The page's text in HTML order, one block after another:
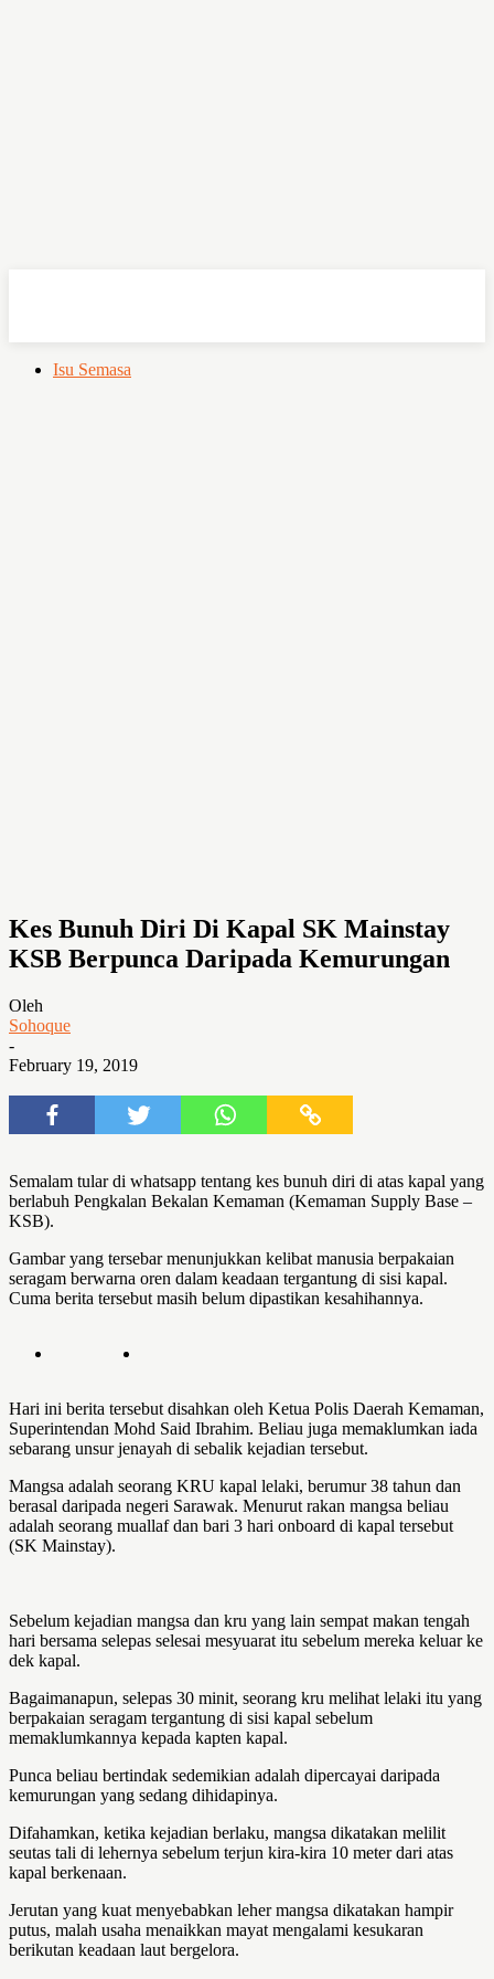
Isu Semasa
Kes Bunuh Diri Di Kapal SK Mainstay
KSB Berpunca Daripada Kemurungan
Oleh
Sohoque
-
February 19, 2019
Semalam tular di whatsapp tentang kes bunuh diri di atas kapal yang
berlabuh Pengkalan Bekalan Kemaman (Kemaman Supply Base –
KSB).
Gambar yang tersebar menunjukkan kelibat manusia berpakaian
seragam berwarna oren dalam keadaan tergantung di sisi kapal.
Cuma berita tersebut masih belum dipastikan kesahihannya.
Hari ini berita tersebut disahkan oleh Ketua Polis Daerah Kemaman,
Superintendan Mohd Said Ibrahim. Beliau juga memaklumkan iada
sebarang unsur jenayah di sebalik kejadian tersebut.
Mangsa adalah seorang KRU kapal lelaki, berumur 38 tahun dan
berasal daripada negeri Sarawak. Menurut rakan mangsa beliau
adalah seorang muallaf dan bari 3 hari onboard di kapal tersebut
(SK Mainstay).
Sebelum kejadian mangsa dan kru yang lain sempat makan tengah
hari bersama selepas selesai mesyuarat itu sebelum mereka keluar ke
dek kapal.
Bagaimanapun, selepas 30 minit, seorang kru melihat lelaki itu yang
berpakaian seragam tergantung di sisi kapal sebelum
memaklumkannya kepada kapten kapal.
Punca beliau bertindak sedemikian adalah dipercayai daripada
kemurungan yang sedang dihidapinya.
Difahamkan, ketika kejadian berlaku, mangsa dikatakan melilit
seutas tali di lehernya sebelum terjun kira-kira 10 meter dari atas
kapal berkenaan.
Jerutan yang kuat menyebabkan leher mangsa dikatakan hampir
putus, malah usaha menaikkan mayat mengalami kesukaran
berikutan keadaan laut bergelora.